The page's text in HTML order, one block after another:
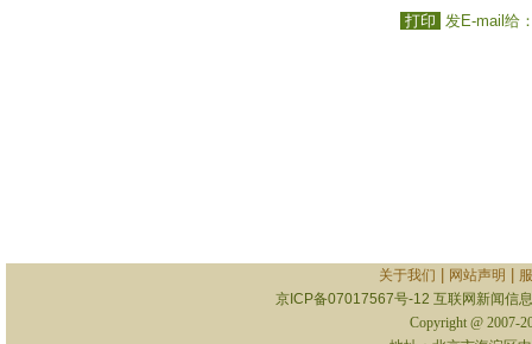
打印 发E-mail给
关于我们 网站声明
京ICP备07017567号-12 互联网新闻信
Copyright @ 2007-